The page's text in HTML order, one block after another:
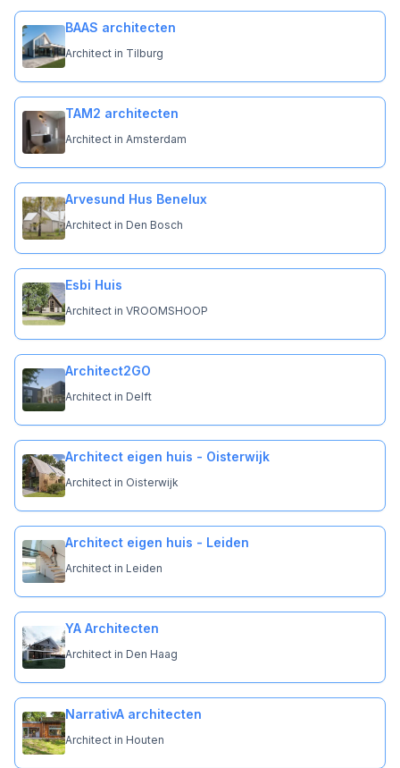
BAAS architecten
Architect in Tilburg
TAM2 architecten
Architect in Amsterdam
Arvesund Hus Benelux
Architect in Den Bosch
Esbi Huis
Architect in VROOMSHOOP
Architect2GO
Architect in Delft
Architect eigen huis - Oisterwijk
Architect in Oisterwijk
Architect eigen huis - Leiden
Architect in Leiden
YA Architecten
Architect in Den Haag
NarrativA architecten
Architect in Houten